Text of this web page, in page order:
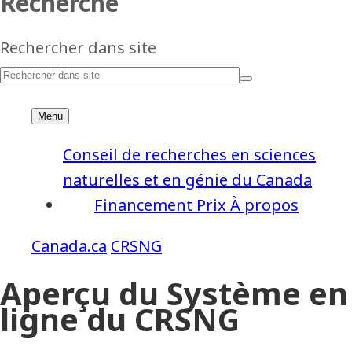
CRSNG
Financement Prix À propos
Conseil de recherches en sciences
naturelles et en génie du Canada
Aperçu du Système en
ligne du CRSNG